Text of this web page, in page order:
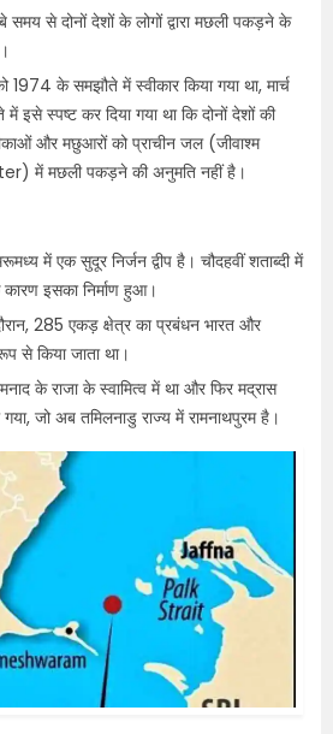
समय से दोनों देशों के लोगों द्वारा मछली पकड़ने के
1974 के समझौते में स्वीकार किया गया था, मार्च
इसे स्पष्ट कर दिया गया था कि दोनों देशों की
और मछुआरों को प्राचीन जल (जीवाश्म
में मछली पकड़ने की अनुमति नहीं है।
में एक सुदूर निर्जन द्वीप है। चौदहवीं शताब्दी में
इसका निर्माण हुआ।
285 एकड़ क्षेत्र का प्रबंधन भारत और
से किया जाता था।
के राजा के स्वामित्व में था और फिर मद्रास
गया, जो अब तमिलनाडु राज्य में रामनाथपुरम है।